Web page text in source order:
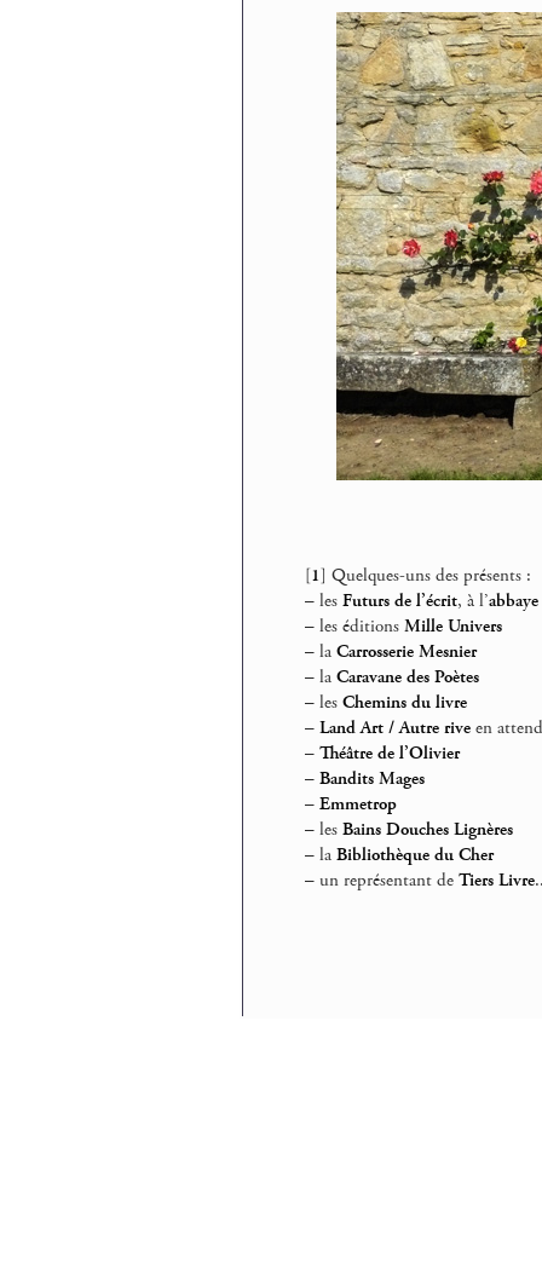
[1] Quelques-uns des présents :
–les Futurs de l’écrit, à l’
–les éditions Mille Univers
–la Carrosserie Mesnier
–la Caravane des Poètes
–les Chemins du livre
– Land Art / Autre riveen
– Théâtre de l’Olivier
– Bandits Mages
– Emmetrop
–les Bains Douches Lignères
–la Bibliothèque du Cher
–un représentant de Tiers Livre